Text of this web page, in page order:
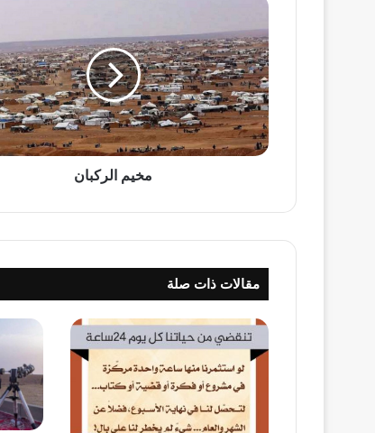
مخيم الركبان
مقالات ذات صلة